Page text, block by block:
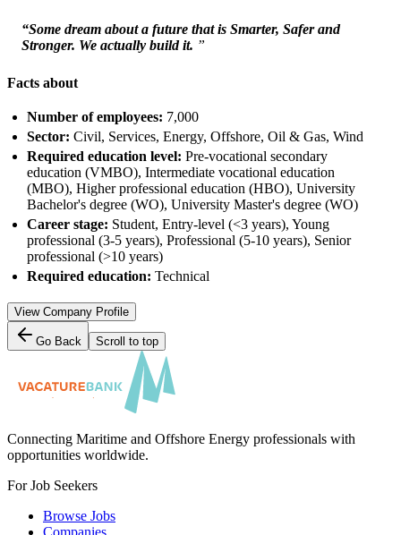
“Some dream about a future that is Smarter, Safer and
Stronger. We actually build it. ”
Facts about
Number of employees: 7,000
Sector: Civil, Services, Energy, Offshore, Oil & Gas, Wind
Required education level: Pre-vocational secondary
education (VMBO), Intermediate vocational education
(MBO), Higher professional education (HBO), University
Bachelor's degree (WO), University Master's degree (WO)
Career stage: Student, Entry-level (<3 years), Young
professional (3-5 years), Professional (5-10 years), Senior
professional (>10 years)
Required education:Technical
View Company Profile
Go Back Scroll to top
Connecting Maritime and Offshore Energy professionals with
opportunities worldwide.
For Job Seekers
Browse Jobs
Companies